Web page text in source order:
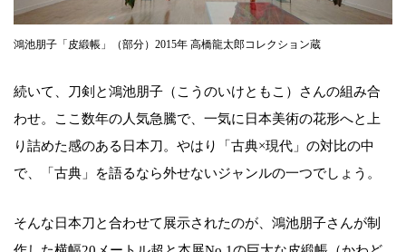
鴻池朋子「皮緞帳」（部分）2015年 高橋龍太郎コレクション蔵
続いて、刀剣と鴻池朋子（こうのいけともこ）さんの組み合
わせ。ここ数年の人気急騰で、一気に日本美術の花形へと上
り詰めた感のある日本刀。やはり「古典×現代」の対比の中
で、「古典」を語るなら外せないジャンルの一つでしょう。
そんな日本刀と合わせて展示されたのが、鴻池朋子さんが制